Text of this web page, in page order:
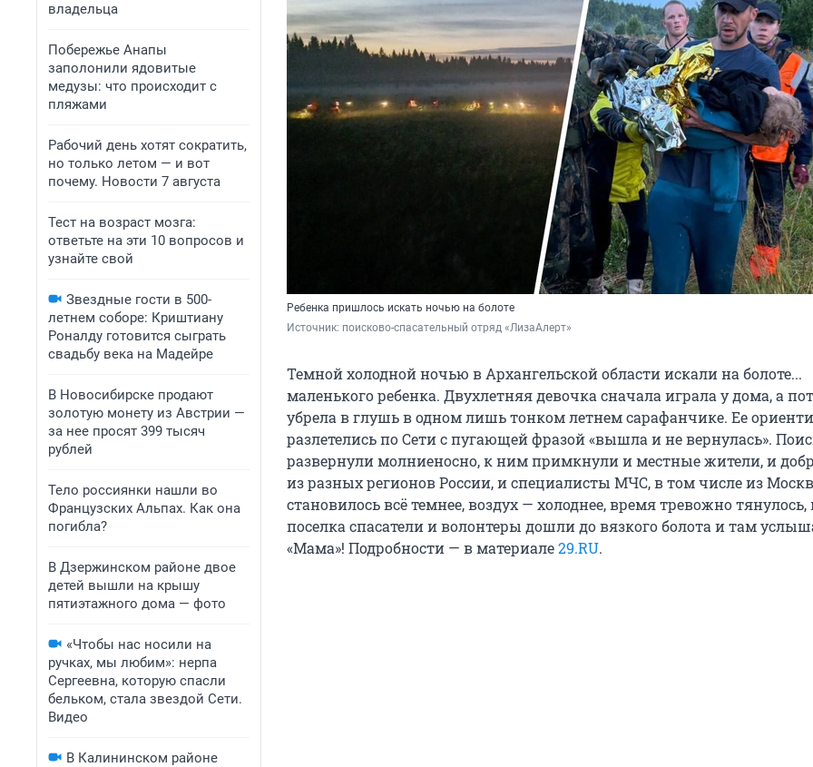
владельца
Побережье Анапы
заполонили ядовитые
медузы: что происходит с
пляжами
Рабочий день хотят сократить,
но только летом — и вот
почему. Новости 7 августа
Тест на возраст мозга:
ответьте на эти 10 вопросов и
узнайте свой
Звездные гости в 500-
летнем соборе: Криштиану
Роналду готовится сыграть
свадьбу века на Мадейре
В Новосибирске продают
золотую монету из Австрии —
за нее просят 399 тысяч
рублей
Тело россиянки нашли во
Французских Альпах. Как она
погибла?
В Дзержинском районе двое
детей вышли на крышу
пятиэтажного дома — фото
«Чтобы нас носили на
ручках, мы любим»: нерпа
Сергеевна, которую спасли
бельком, стала звездой Сети.
Видео
В Калининском районе
Ребенка пришлось искать ночью на болоте
Источник: поисково-спасательный отряд «ЛизаАлерт»
Темной холодной ночью в Архангельской области искали на болоте...
маленького ребенка. Двухлетняя девочка сначала играла у дома, а
убрела в глушь в одном лишь тонком летнем сарафанчике. Ее
разлетелись по Сети с пугающей фразой «вышла и не вернулась».
развернули молниеносно, к ним примкнули и местные жители, и
из разных регионов России, и специалисты МЧС, в том числе из
становилось всё темнее, воздух — холоднее, время тревожно тянулось,
поселка спасатели и волонтеры дошли до вязкого болота и там
«Мама»! Подробности — в материале29.RU.